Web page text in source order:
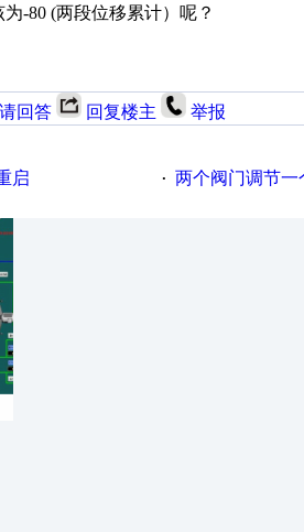
-80 (两段位移累计）呢？
回答 回复楼主 举报
启 · 两个阀门调节